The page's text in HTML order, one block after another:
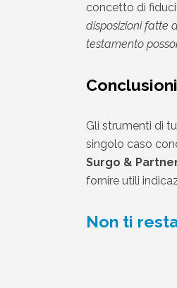
concetto di
disposizioni fatte
testamento
Conclusioni
Gli strumenti di
singolo caso
Surgo &
fornire utili
Non ti